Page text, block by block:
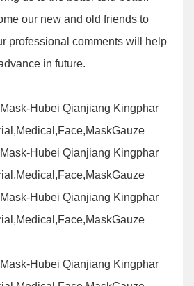
our new and old friends to
professional comments will help
in future.